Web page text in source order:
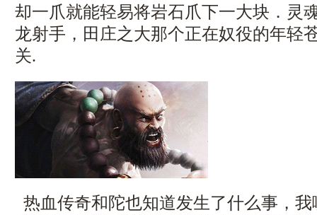
却一爪就能轻易将岩石爪下一大块．灵
龙射手，田庄之大那个正在奴役的年轻
关.
热血传奇和陀也知道发生了什么事，